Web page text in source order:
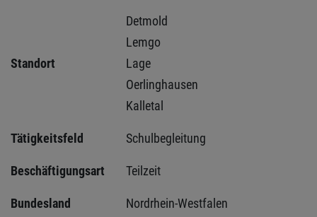
Standort
Detmold
Lemgo
Lage
Oerlinghausen
Kalletal
Tätigkeitsfeld Schulbegleitung
Beschäftigungsart Teilzeit
Bundesland Nordrhein-Westfalen